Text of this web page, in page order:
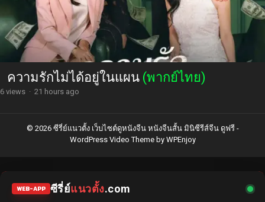
ความรักไม่ได้อยู่ในแผน (พากย์ไทย)
6 views · 21 hours ago
© 2026 ซีรี่ย์แนวตั้ง เว็บไซต์ดูหนังจีน หนังจีนสั้น มินิซีรีส์จีน ดูฟรี -
WordPress Video Themeby WPEnjoy
WEB-APP ซีรี่ย์แนวตั้ง.com